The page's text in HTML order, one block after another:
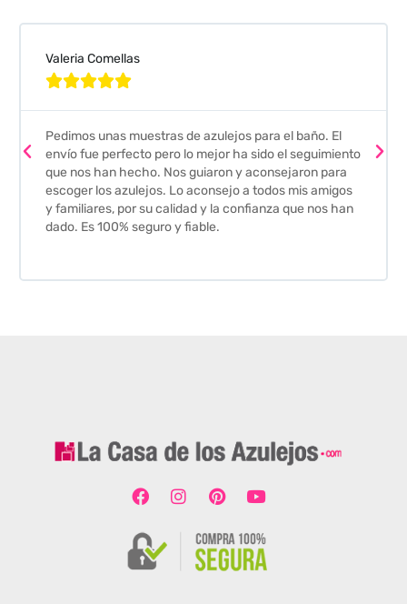
Valeria Comellas

Pedimos unas muestras de azulejos para el baño. El
envío fue perfecto pero lo mejor ha sido el seguimiento
que nos han hecho. Nos guiaron y aconsejaron para
escoger los azulejos. Lo aconsejo a todos mis amigos
y familiares, por su calidad y la confianza que nos han
dado. Es 100% seguro y fiable.